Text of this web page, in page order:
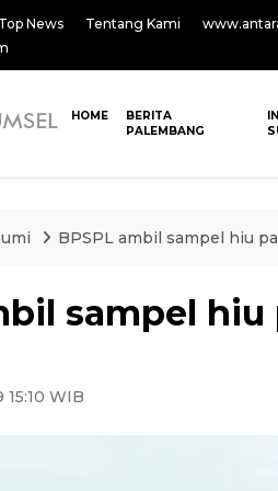
Top News Tentang Kami
HOME
BERITA
PALEMBANG
BPSPL ambil sampel hiu
sampel
15:10 WIB